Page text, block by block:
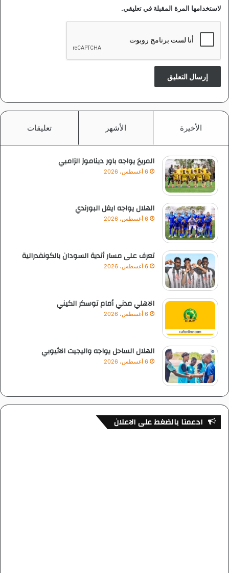
لاستخدامها المرة المقبلة في تعليقي.
الأخيرة الأشهر تعليقات
المريخ يواجه باور ديناموز الزامبي
6 أغسطس، 2026
الهلال يواجه ايغل البورندي
6 أغسطس، 2026
تعرف على مسار أندية السودان بالكونفدرالية
6 أغسطس، 2026
الاهلي مدني أمام توسكر الكيني
6 أغسطس، 2026
الهلال الساحل يواجه واليجيت الاثيوبي
6 أغسطس، 2026
ادعمنا بالضغط على الاعلان